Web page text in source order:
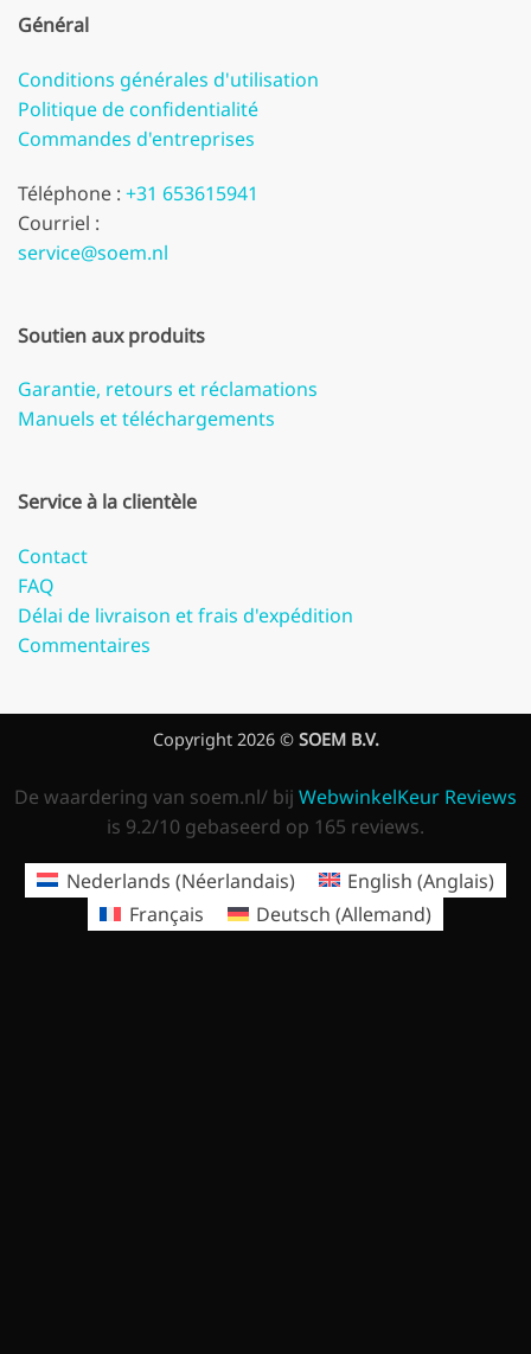
Général
Conditions générales d'utilisation
Politique de confidentialité
Commandes d'entreprises
Téléphone : +31 653615941
Courriel :
service@soem.nl
Soutien aux produits
Garantie, retours et réclamations
Manuels et téléchargements
Service à la clientèle
Contact
FAQ
Délai de livraison et frais d'expédition
Commentaires
Copyright 2026 © SOEM B.V.
De waardering van soem.nl/ bij WebwinkelKeur Reviews
is 9.2/10 gebaseerd op 165 reviews.
Nederlands (Néerlandais) English (Anglais)
Français
Deutsch (Allemand)